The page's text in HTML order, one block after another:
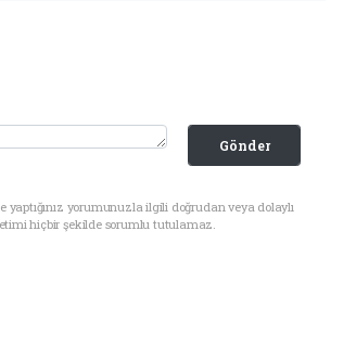
Gönder
yorumunuzla ilgili doğrudan veya dolaylı
hiçbir şekilde sorumlu tutulamaz.